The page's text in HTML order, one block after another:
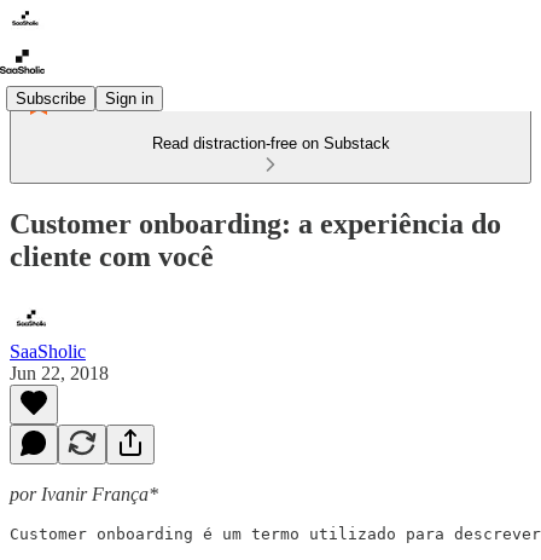
Subscribe Sign in
Read distraction-free on Substack
Customer onboarding: a experiência do
cliente com você
SaaSholic
Jun 22, 2018
por Ivanir França*
Customer onboarding é um termo utilizado para